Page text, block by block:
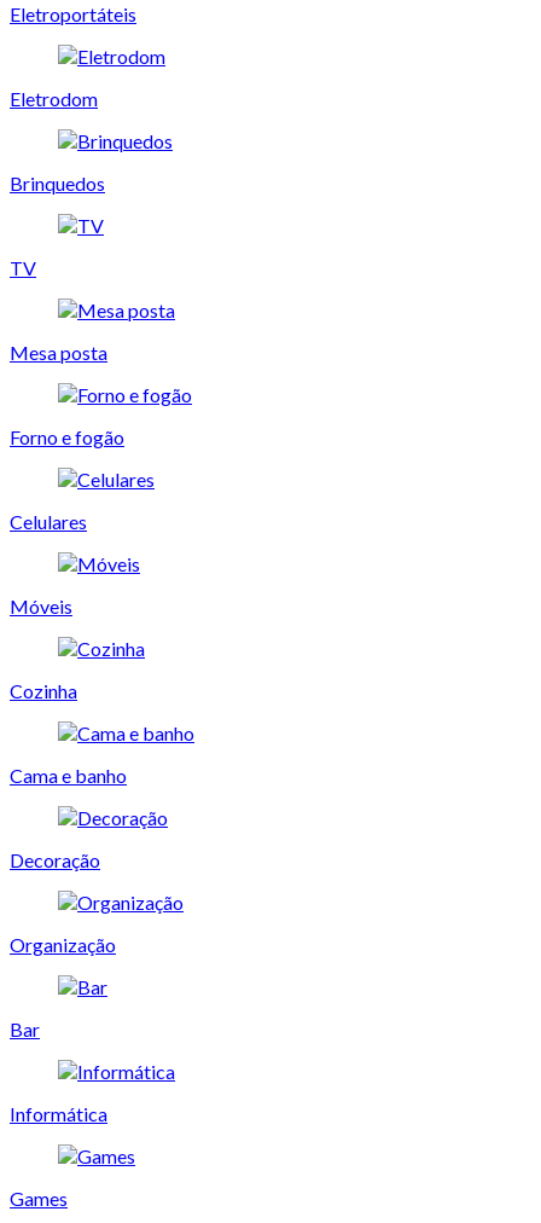
Eletroportáteis
Eletrodom
Brinquedos
TV
Mesa posta
Forno e fogão
Celulares
Móveis
Cozinha
Cama e banho
Decoração
Organização
Bar
Informática
Games